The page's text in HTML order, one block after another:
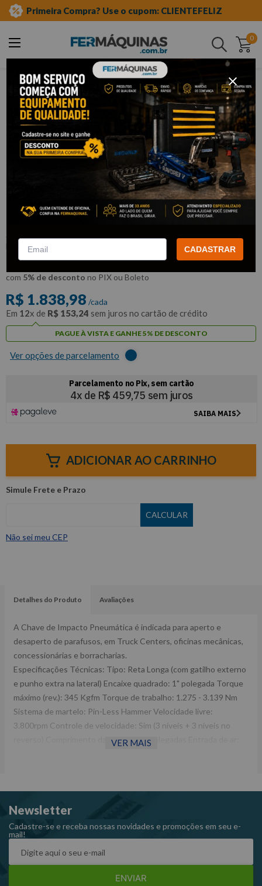
Primeira Compra? Use o cupom: CLIENTEFELIZ
0
Buscar
ferramentas pneumáticas
chave de impacto
encaixe 1 polegada
Chave de Impacto Pneumática 1” -
PRO-190 PDR
:PRO-190
PDR
R$1.747,03
com 5% de desconto no PIX ou Boleto
R$ 1.838,98 /cada
Em 12x de R$ 153,24 sem juros no cartão de crédito
PAGUE À VISTA E GANHE 5% DE DESCONTO
Ver opções de parcelamento
ADICIONAR AO CARRINHO
Não sei meu CEP
Detalhes do Produto Avaliações
A Chave de Impacto Pneumática é indicada para aperto e
desaperto de parafusos, em Truck Centers, oficinas mecânicas,
concessionárias e borracharias.
Especificações Técnicas: Tipo: Reta Longa (com gatilho externo
e punho extra na lateral) Encaixe quadrado: 1" polegada Torque
máximo (rev.): 345 Kgfm Torque de trabalho: 1.275 - 3.139 Nm
Sistema de martelo: Pin-Less Hammer Velocidade livre:
3.800rpm Controle de velocidade: Sim (3 níveis + 3 níveis no
reverso) Comprimento da bigorna: 8" polegadas Entrada de ar:
1 chave allen e 1 amostra de óleo.
Peso: 17Kg Ref: PRO-190
Garantia: 3 meses Fabricante: PDR -Imagens meramente
ilustrativas -Todas as informações divulgadas são de
responsabilidade do Fabricante/ Fornecedor.
VER MAIS
Newsletter
Cadastre-se e receba nossas novidades e promoções em seu e-
mail!
ENVIAR
CADASTRAR